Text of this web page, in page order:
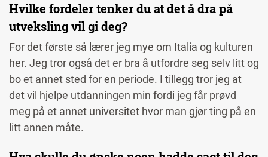
Hvilke fordeler tenker du at det å dra på
utveksling vil gi deg?
For det første så lærer jeg mye om Italia og kulturen
her. Jeg tror også det er bra å utfordre seg selv litt og
bo et annet sted for en periode. I tillegg tror jeg at
det vil hjelpe utdanningen min fordi jeg får prøvd
meg på et annet universitet hvor man gjør ting på en
litt annen måte.